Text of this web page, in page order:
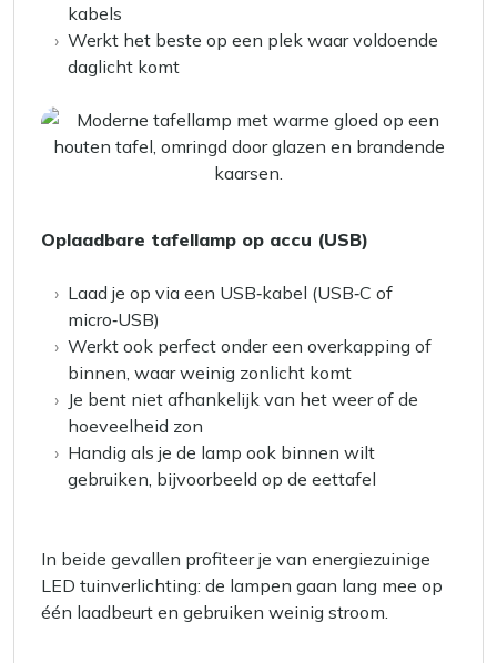
kabels
Werkt het beste op een plek waar voldoende
daglicht komt
Oplaadbare tafellamp op accu (USB)
Laad je op via een USB‑kabel (USB‑C of
micro‑USB)
Werkt ook perfect onder een overkapping of
binnen, waar weinig zonlicht komt
Je bent niet afhankelijk van het weer of de
hoeveelheid zon
Handig als je de lamp ook binnen wilt
gebruiken, bijvoorbeeld op de eettafel
In beide gevallen profiteer je van energiezuinige
LED tuinverlichting: de lampen gaan lang mee op
één laadbeurt en gebruiken weinig stroom.